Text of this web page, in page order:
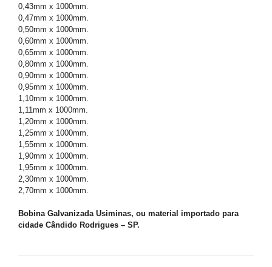
0,43mm x 1000mm.
0,47mm x 1000mm.
0,50mm x 1000mm.
0,60mm x 1000mm.
0,65mm x 1000mm.
0,80mm x 1000mm.
0,90mm x 1000mm.
0,95mm x 1000mm.
1,10mm x 1000mm.
1,11mm x 1000mm.
1,20mm x 1000mm.
1,25mm x 1000mm.
1,55mm x 1000mm.
1,90mm x 1000mm.
1,95mm x 1000mm.
2,30mm x 1000mm.
2,70mm x 1000mm.
Bobina Galvanizada Usiminas, ou material importado para
cidade Cândido Rodrigues – SP.